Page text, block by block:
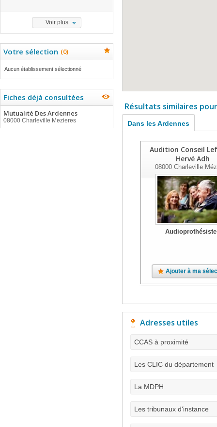
Voir plus
Votre sélection (0)
Aucun établissement sélectionné
Fiches déjà consultées
Mutualité Des Ardennes
08000 Charleville Mezieres
Résultats similaires
Dans les Ardennes
Audition Conseil
Hervé Adh
08000Charleville
Ajouter à ma
Adresses utiles
CCAS à proximité
Les CLIC du département
La MDPH
Les tribunaux d'instance